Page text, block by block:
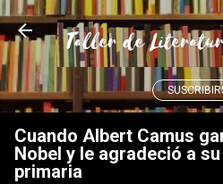
Ir al contenido
Cuando Albert Camus
Nobel y le agradeció a
primaria